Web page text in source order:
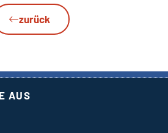
zurück
AUS